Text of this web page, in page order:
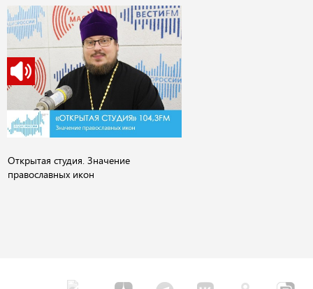
Открытая студия. Значение
православных икон